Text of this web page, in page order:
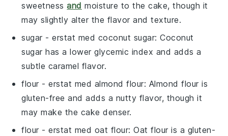
sweetnessand moisture to the cake, though it
may slightly alter the flavor and texture.
sugar - erstat med coconut sugar: Coconut
sugar has a lower glycemic index and adds a
subtle caramel flavor.
flour - erstat med almond flour: Almond flour is
gluten-free and adds a nutty flavor, though it
may make the cake denser.
flour - erstat med oat flour: Oat flour is a gluten-